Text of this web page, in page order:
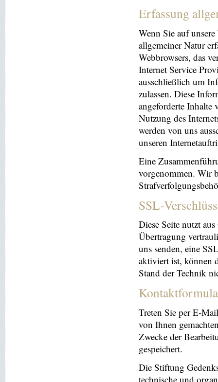
Erfassung
Wenn Sie auf
allgemeiner Natur
Webbrowsers, das
Internet Service
ausschließlich um
zulassen. Diese
angeforderte Inhalte
Nutzung des
werden von uns
unseren
Eine
vorgenommen. Wir
SSL-
Diese Seite nutzt
Übertragung
uns senden, eine
aktiviert ist, können
Stand der Technik
Treten Sie per E-
von Ihnen
Zwecke der
gespeichert.
Die Stiftung
technische und